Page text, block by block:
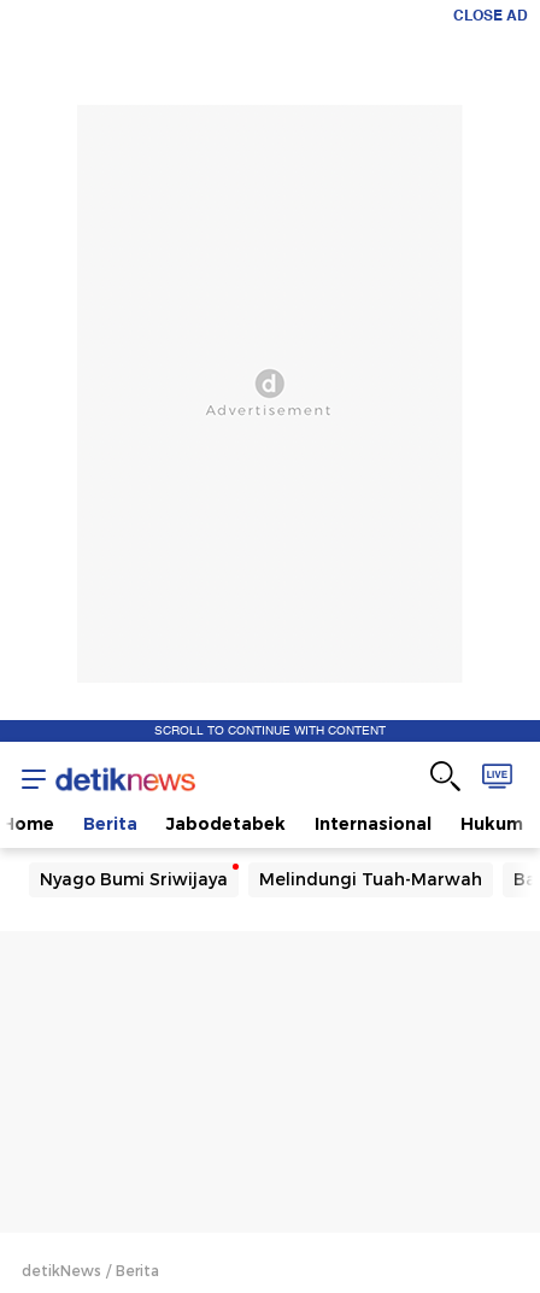
CLOSE AD
SCROLL TO CONTINUE WITH CONTENT
Home Berita Jabodetabek Internasional Hukum
Nyago Bumi Sriwijaya Melindungi Tuah-Marwah
detikNews Berita